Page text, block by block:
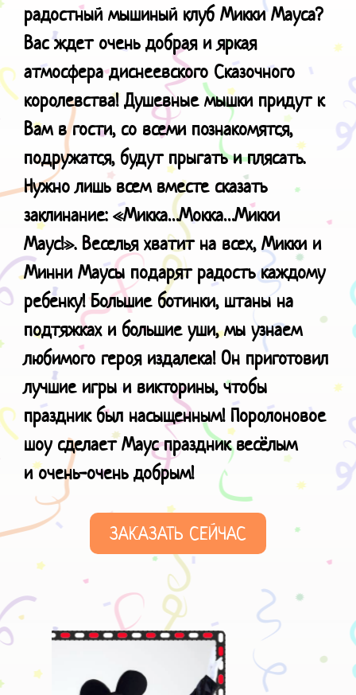
радостный мышиный клуб Микки Мауса?
Вас ждет очень добрая и яркая
атмосфера диснеевского Сказочного
королевства! Душевные мышки придут к
Вам в гости, со всеми познакомятся,
подружатся, будут прыгать и плясать.
Нужно лишь всем вместе сказать
заклинание: «Микка…Мокка…Микки
Маус!». Веселья хватит на всех, Микки и
Минни Маусы подарят радость каждому
ребенку! Большие ботинки, штаны на
подтяжках и большие уши, мы узнаем
любимого героя издалека! Он приготовил
лучшие игры и викторины, чтобы
праздник был насыщенным! Поролоновое
шоу сделает Маус праздник весёлым
иочень-очень добрым!
ЗАКАЗАТЬ СЕЙЧАС